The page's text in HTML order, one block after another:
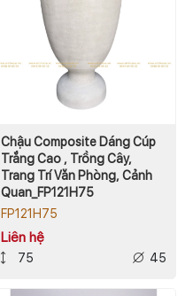
Chậu Composite Dáng Cúp
Trắng Cao , Trồng Cây,
Trang Trí Văn Phòng, Cảnh
Quan_FP121H75
FP121H75
Liên hệ
75 45